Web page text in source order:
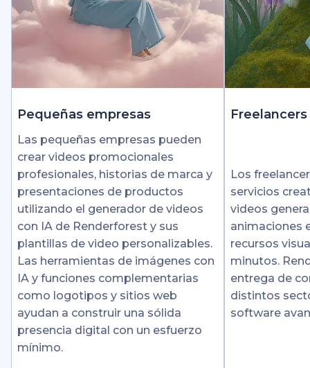
Pequeñas empresas
Las pequeñas empresas pueden
crear videos promocionales
profesionales, historias de marca y
presentaciones de productos
utilizando el generador de videos
con IA de Renderforest y sus
plantillas de video personalizables.
Las herramientas de imágenes con
IA y funciones complementarias
como logotipos y sitios web
ayudan a construir una sólida
presencia digital con un esfuerzo
mínimo.
Freelancers
Los
servicios
videos
animaciones
recursos
minutos.
entrega de
distintos
software